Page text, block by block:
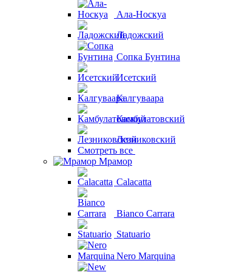
Ала-Носкуа
Ладожский
Сопка Бунтина
Исетский
Калгуваара
Камбулатовский
Лезниковский
Смотреть все
Мрамор
Calacatta
Bianco Carrara
Statuario
Nero Marquina